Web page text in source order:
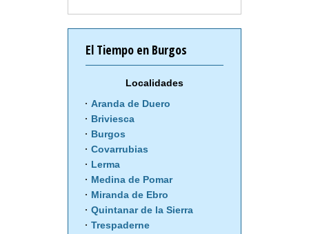
El Tiempo en Burgos
Localidades
Aranda de Duero
Briviesca
Burgos
Covarrubias
Lerma
Medina de Pomar
Miranda de Ebro
Quintanar de la Sierra
Trespaderne